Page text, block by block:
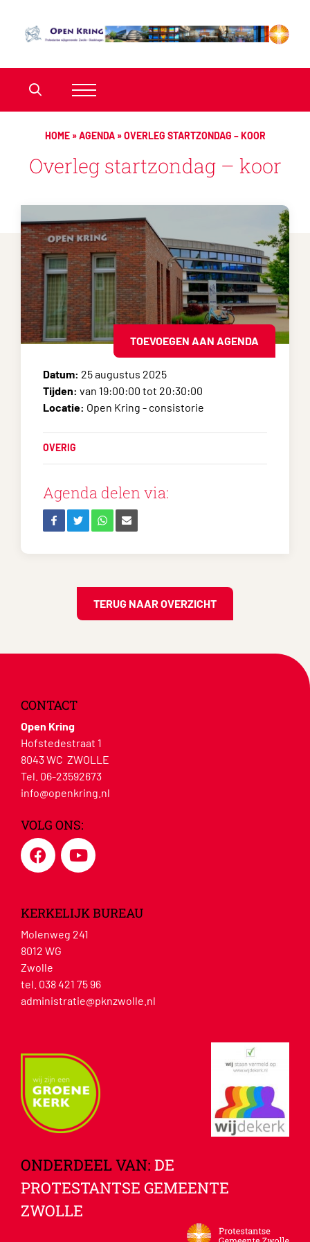
HOME»AGENDA»OVERLEG STARTZONDAG – KOOR
Overleg startzondag – koor
TOEVOEGEN AAN AGENDA
Datum: 25 augustus 2025
Tijden: van 19:00:00 tot 20:30:00
Locatie: Open Kring - consistorie
OVERIG
Agenda delen via:
TERUG NAAR OVERZICHT
CONTACT
Open Kring
Hofstedestraat 1
8043 WC ZWOLLE
Tel. 06-23592673
info@openkring.nl
VOLG ONS:
KERKELIJK BUREAU
Molenweg 241
8012 WG
Zwolle
tel. 038 421 75 96
administratie@pknzwolle.nl
ONDERDEEL VAN: DE
PROTESTANTSE GEMEENTE
ZWOLLE